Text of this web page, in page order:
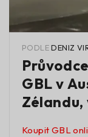
PODLE DENIZ
GBL v
Zélandu,
Koupit GBL